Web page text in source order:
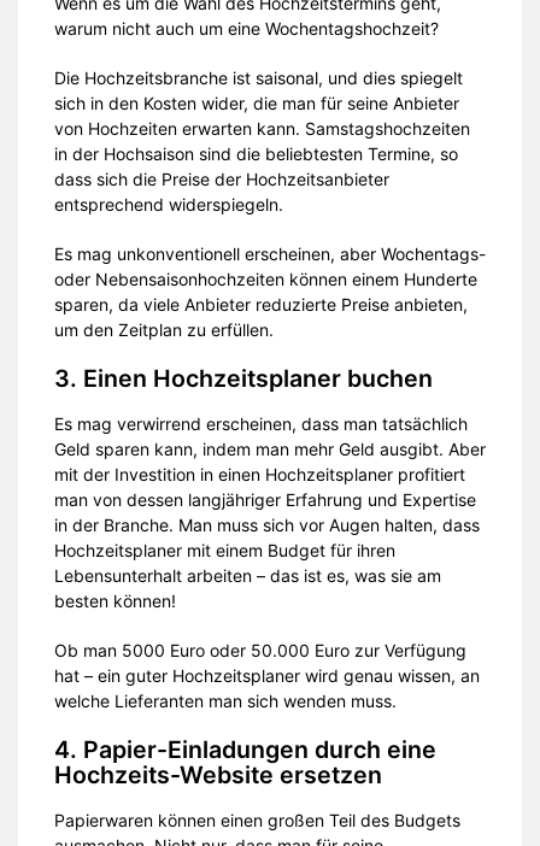
warum nicht auch um eine Wochentagshochzeit?
Die Hochzeitsbranche ist saisonal, und dies spiegelt
sich in den Kosten wider, die man für seine Anbieter
von Hochzeiten erwarten kann. Samstagshochzeiten
in der Hochsaison sind die beliebtesten Termine, so
dass sich die Preise der Hochzeitsanbieter
entsprechend widerspiegeln.
Es mag unkonventionell erscheinen, aber Wochentags-
oder Nebensaisonhochzeiten können einem Hunderte
sparen, da viele Anbieter reduzierte Preise anbieten,
um den Zeitplan zu erfüllen.
3. Einen Hochzeitsplaner buchen
Es mag verwirrend erscheinen, dass man tatsächlich
Geld sparen kann, indem man mehr Geld ausgibt. Aber
mit der Investition in einen Hochzeitsplaner profitiert
man von dessen langjähriger Erfahrung und Expertise
in der Branche. Man muss sich vor Augen halten, dass
Hochzeitsplaner mit einem Budget für ihren
Lebensunterhalt arbeiten – das ist es, was sie am
besten können!
Ob man 5000 Euro oder 50.000 Euro zur Verfügung
hat – ein guter Hochzeitsplaner wird genau wissen, an
welche Lieferanten man sich wenden muss.
4. Papier-Einladungen durch eine
Hochzeits-Website ersetzen
Papierwaren können einen großen Teil des Budgets